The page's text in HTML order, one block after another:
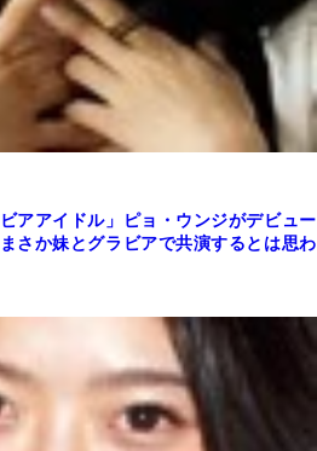
アアイドル」ピョ・ウンジがデビュー
さか妹とグラビアで共演するとは思わ